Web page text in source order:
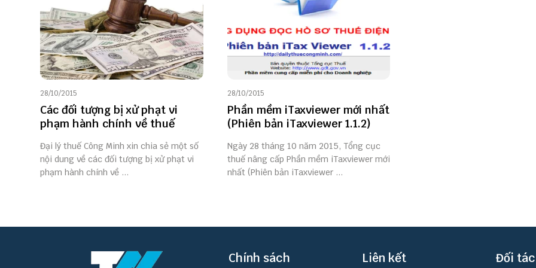
28/10/2015
Các đối tượng bị xử phạt vi
phạm hành chính về thuế
Đại lý thuế Công Minh xin chia sẻ một số
nội dung về các đối tượng bị xử phạt vi
phạm hành chính về ...
28/10/2015
Phần mềm iTaxviewer mới nhất
(Phiên bản iTaxviewer 1.1.2)
Ngày 28 tháng 10 năm 2015, Tổng cục
thuế nâng cấp Phần mềm iTaxviewer mới
nhất (Phiên bản iTaxviewer ...
Chính sách Liên kết Đối tác